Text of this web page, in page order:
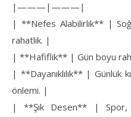
|———|———|
| **Nefes Alabilirlik** |
rahatlık. |
| **Hafiflik** | Gün boyu
| **Dayanıklılık** | Günlük
önlemi. |
| **Şık Desen** | Spor,